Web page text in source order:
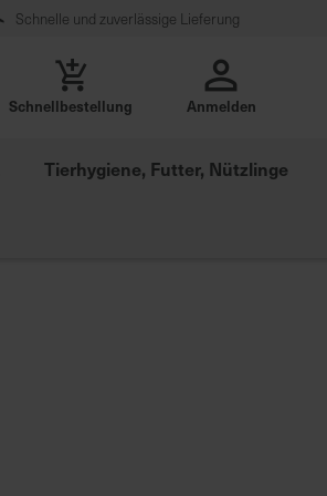
Schnelle und zuverlässige Lieferung
Schnellbestellung Anmelden
Tierhygiene, Futter, Nützlinge